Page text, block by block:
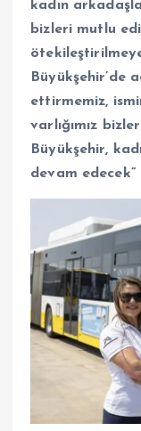
kadın
bizleri mutlu
Büyükşehir’de
ettirmemiz,
varlığımız
Büyükşehir,
devam edecek”